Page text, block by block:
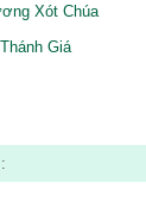
Xót Chúa
Giá